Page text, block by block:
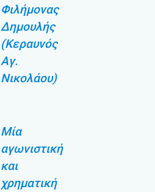
Φιλήμονας
Δημουλής
(Κεραυνός
Αγ.
Νικολάου)
Μία
αγωνιστική
και
χρηματική